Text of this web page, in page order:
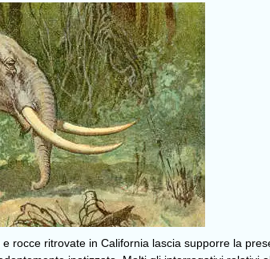
rocce ritrovate in California lascia supporre la